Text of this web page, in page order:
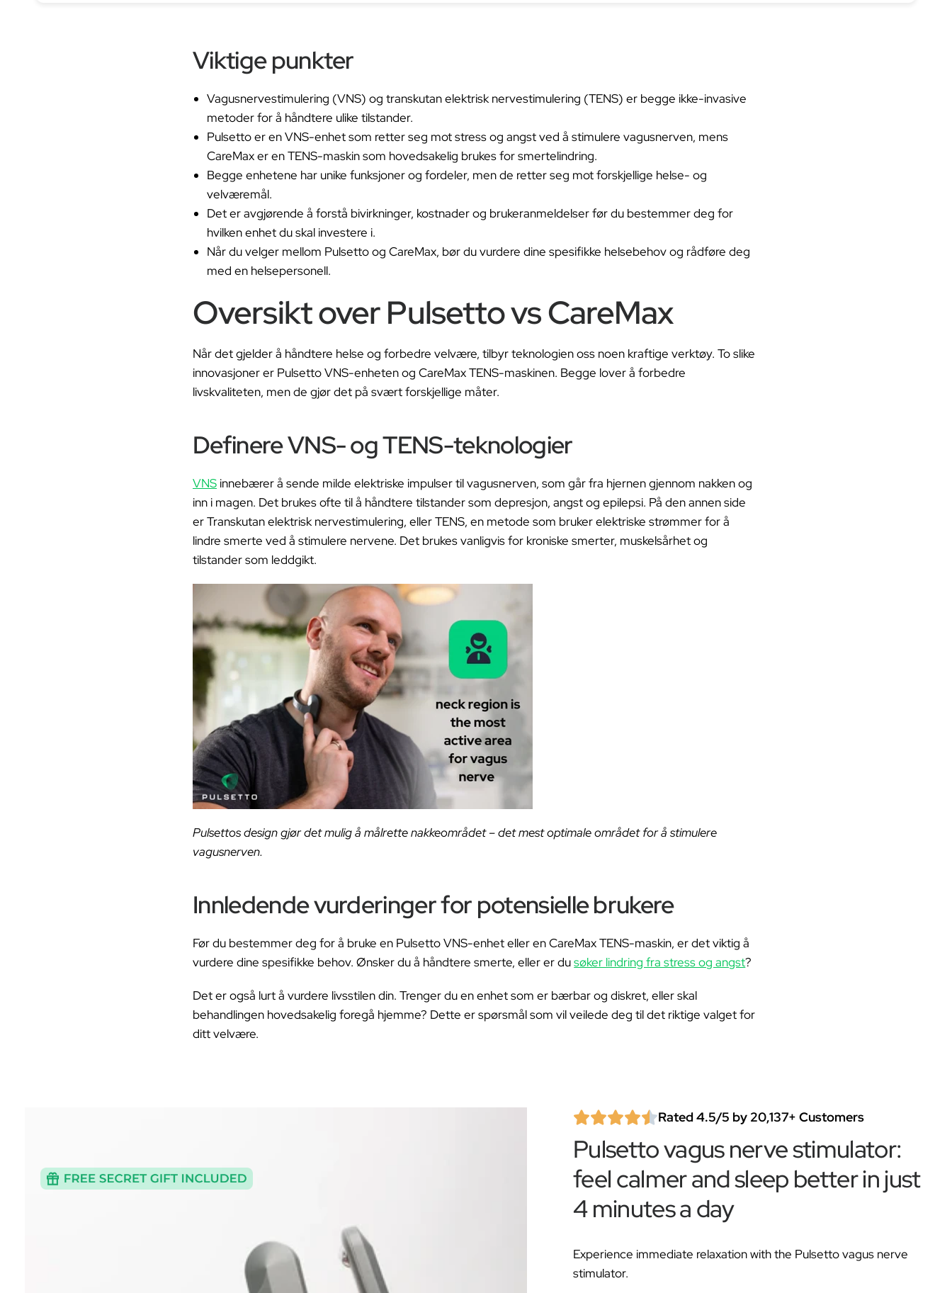
ƒ
Viktige punkter
Vagusnervestimulering (VNS) og transkutan elektrisk nervestimulering (TENS) er begge ikke-invasive
metoder for å håndtere ulike tilstander.
Pulsetto er en VNS-enhet som retter seg mot stress og angst ved å stimulere vagusnerven, mens
CareMax er en TENS-maskin som hovedsakelig brukes for smertelindring.
Begge enhetene har unike funksjoner og fordeler, men de retter seg mot forskjellige helse- og
velværemål.
Det er avgjørende å forstå bivirkninger, kostnader og brukeranmeldelser før du bestemmer deg for
hvilken enhet du skal investere i.
Når du velger mellom Pulsetto og CareMax, bør du vurdere dine spesifikke helsebehov og rådføre deg
med en helsepersonell.
Oversikt over Pulsetto vs CareMax
Når det gjelder å håndtere helse og forbedre velvære, tilbyr teknologien oss noen kraftige verktøy. To slike
innovasjoner er Pulsetto VNS-enheten og CareMax TENS-maskinen. Begge lover å forbedre
livskvaliteten, men de gjør det på svært forskjellige måter.
Definere VNS- og TENS-teknologier
VNS innebærer å sende milde elektriske impulser til vagusnerven, som går fra hjernen gjennom nakken og
inn i magen. Det brukes ofte til å håndtere tilstander som depresjon, angst og epilepsi. På den annen side
er Transkutan elektrisk nervestimulering, eller TENS, en metode som bruker elektriske strømmer for å
lindre smerte ved å stimulere nervene. Det brukes vanligvis for kroniske smerter, muskelsårhet og
tilstander som leddgikt.
Pulsettos design gjør det mulig å målrette nakkeområdet – det mest optimale området for å stimulere
vagusnerven.
Innledende vurderinger for potensielle brukere
Før du bestemmer deg for å bruke en Pulsetto VNS-enhet eller en CareMax TENS-maskin, er det viktig å
vurdere dine spesifikke behov. Ønsker du å håndtere smerte, eller er dusøker lindring fra stress og angst?
Det er også lurt å vurdere livsstilen din. Trenger du en enhet som er bærbar og diskret, eller skal
behandlingen hovedsakelig foregå hjemme? Dette er spørsmål som vil veilede deg til det riktige valget for
ditt velvære.
Rated 4.5/5 by 20,137+ Customers
Pulsetto vagus nerve stimulator:
feel calmer and sleep better in just
4 minutes a day
Experience immediate relaxation with the Pulsetto vagus nerve
stimulator.